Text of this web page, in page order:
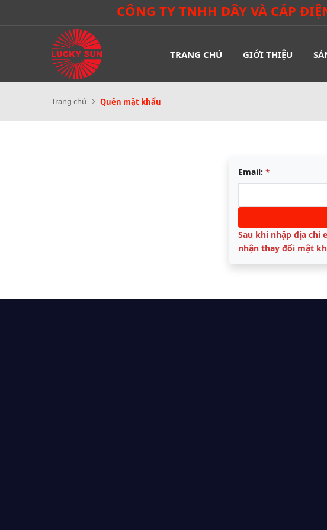
CÔNG TY TNHH DÂY VÀ CÁP
TRANG CHỦ GIỚI THIỆU
Trang chủ Quên mật khẩu
Email: *
Sau khi nhập địa chỉ
nhận thay đổi mật